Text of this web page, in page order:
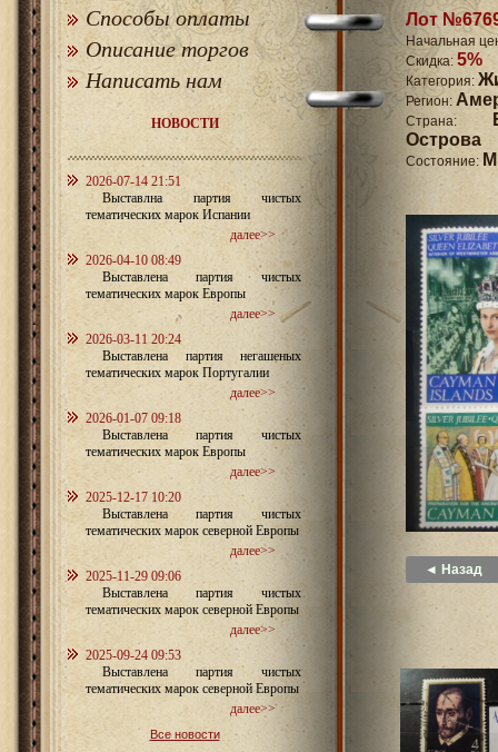
Способы оплаты
Описание торгов
Написать нам
НОВОСТИ
2026-07-14 21:51
Выставлна партия чистых
тематических марок Испании
далее>>
2026-04-10 08:49
Выставлена партия чистых
тематических марок Европы
далее>>
2026-03-11 20:24
Выставлена партия негашеных
тематических марок Португалии
далее>>
2026-01-07 09:18
Выставлена партия чистых
тематических марок Европы
далее>>
2025-12-17 10:20
Выставлена партия чистых
тематических марок северной Европы
далее>>
2025-11-29 09:06
Выставлена партия чистых
тематических марок северной Европы
далее>>
2025-09-24 09:53
Выставлена партия чистых
тематических марок северной Европы
далее>>
Все новости
Лот
Начальная
Скидка: 5%
Категория:
Регион:
Страна:
Острова
Состояние:
◄ Назад